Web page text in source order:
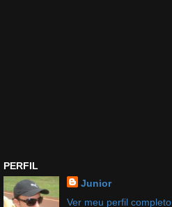
PERFIL
Junior
Ver meu perfil completo